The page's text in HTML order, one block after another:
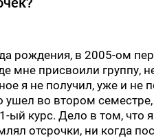
рождения, в 2005-ом
мне присвоили группу,
я не получил, уже и не
ушел во втором
ый курс. Дело в том, что
отсрочки, ни когда